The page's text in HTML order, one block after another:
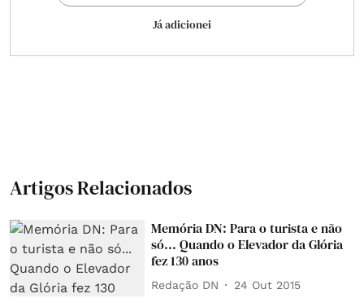
Já adicionei
Artigos Relacionados
Memória DN: Para o turista e não
só... Quando o Elevador da Glória
fez 130 anos
Redação DN 24 Out 2015